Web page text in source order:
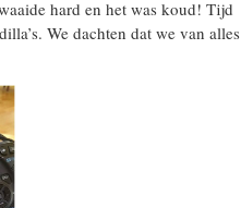
hard en het was koud! Tijd
We dachten dat we van alles